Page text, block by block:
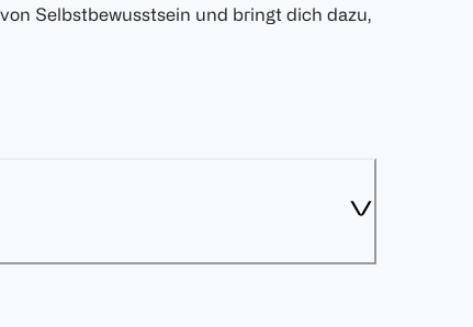
Selbstbewusstsein und bringt dich dazu,